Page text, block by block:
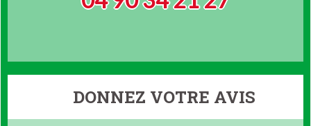
DONNEZ VOTRE AVIS